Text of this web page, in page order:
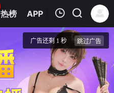
热榜 APP
第1集